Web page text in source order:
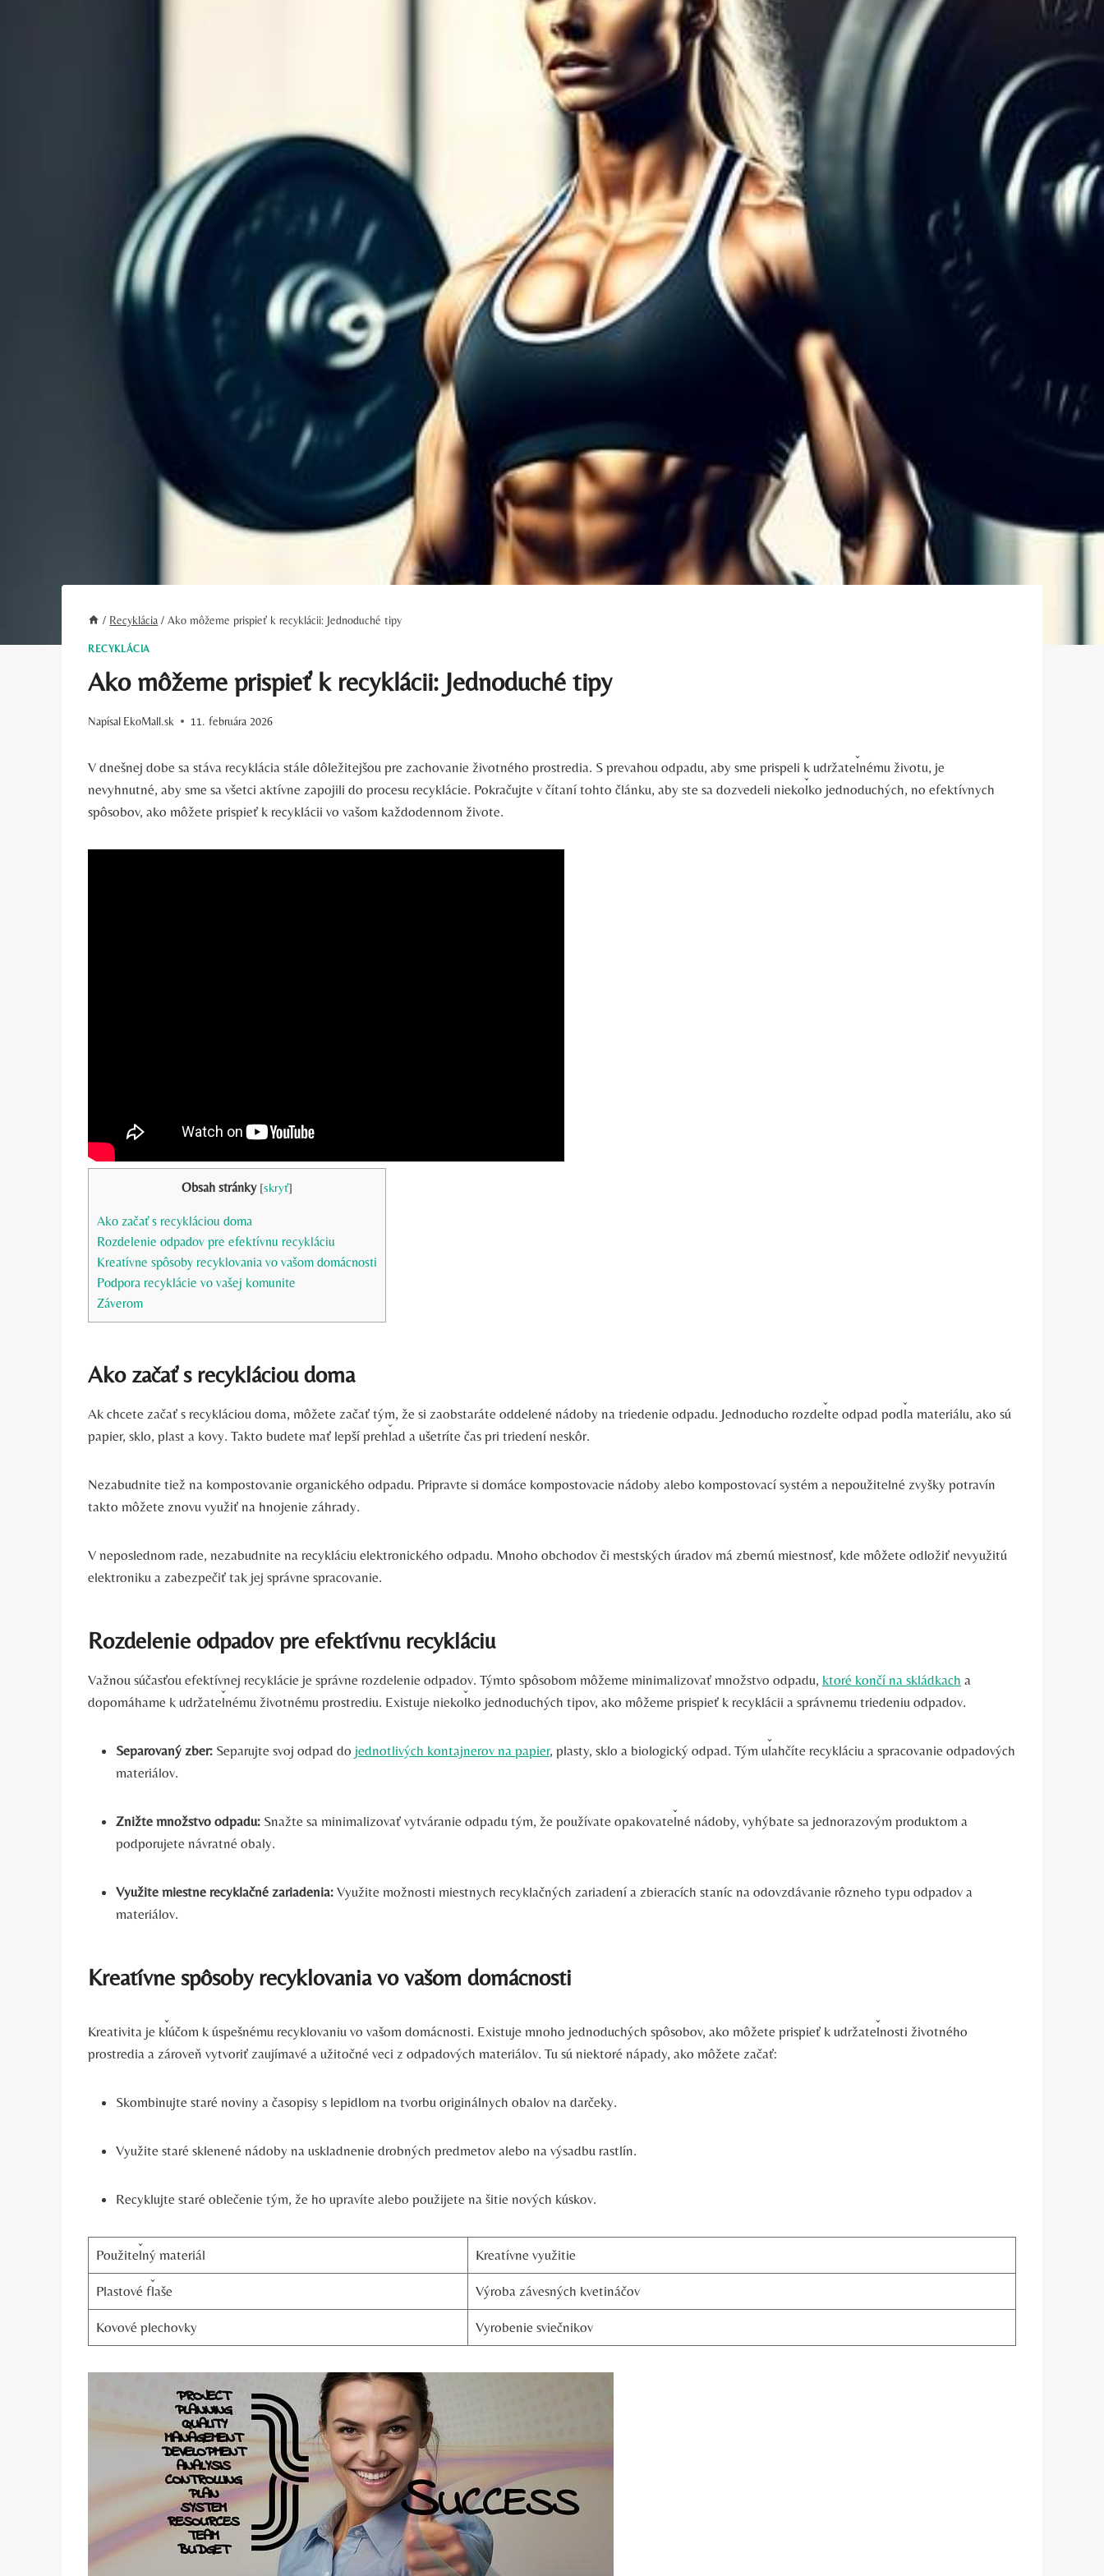
/ Recyklácia / Ako môžeme prispieť k recyklácii: Jednoduché tipy
RECYKLÁCIA
Ako môžeme prispieť k recyklácii: Jednoduché tipy
Napísal EkoMall.sk 11. februára 2026
V dnešnej dobe sa stáva recyklácia stále dôležitejšou pre zachovanie životného prostredia. S prevahou odpadu, aby sme prispeli k udržateľnému životu, je
nevyhnutné, aby sme sa všetci aktívne zapojili do procesu recyklácie. Pokračujte v čítaní tohto článku, aby ste sa dozvedeli niekoľko jednoduchých, no efektívnych
spôsobov, ako môžete prispieť k recyklácii vo vašom každodennom živote.
Obsah stránky [skryť]
Ako začať s recykláciou doma
Rozdelenie odpadov pre efektívnu recykláciu
Kreatívne spôsoby recyklovania vo vašom domácnosti
Podpora recyklácie vo vašej komunite
Záverom
Ako začať s recykláciou doma
Ak chcete začať s recykláciou doma, môžete začať tým, že si zaobstaráte oddelené nádoby na triedenie odpadu. Jednoducho rozdeľte odpad podľa materiálu, ako sú
papier, sklo, plast a kovy. Takto budete mať lepší prehľad a ušetríte čas pri triedení neskôr.
Nezabudnite tiež na kompostovanie organického odpadu. Pripravte si domáce kompostovacie nádoby alebo kompostovací systém a nepoužitelné zvyšky potravín
takto môžete znovu využiť na hnojenie záhrady.
V neposlednom rade, nezabudnite na recykláciu elektronického odpadu. Mnoho obchodov či mestských úradov má zbernú miestnosť, kde môžete odložiť nevyužitú
elektroniku a zabezpečiť tak jej správne spracovanie.
Rozdelenie odpadov pre efektívnu recykláciu
Važnou súčasťou efektívnej recyklácie je správne rozdelenie odpadov. Týmto spôsobom môžeme minimalizovať množstvo odpadu, ktoré končí na skládkach a
dopomáhame k udržateľnému životnému prostrediu. Existuje niekoľko jednoduchých tipov, ako môžeme prispieť k recyklácii a správnemu triedeniu odpadov.
Separovaný zber: Separujte svoj odpad do jednotlivých kontajnerov na papier, plasty, sklo a biologický odpad. Tým uľahčíte recykláciu a spracovanie odpadových
materiálov.
Znižte množstvo odpadu: Snažte sa minimalizovať vytváranie odpadu tým, že používate opakovateľné nádoby, vyhýbate sa jednorazovým produktom a
podporujete návratné obaly.
Využite miestne recyklačné zariadenia: Využite možnosti miestnych recyklačných zariadení a zbieracích staníc na odovzdávanie rôzneho typu odpadov a
materiálov.
Kreatívne spôsoby recyklovania vo vašom domácnosti
Kreativita je kľúčom k úspešnému recyklovaniu vo vašom domácnosti. Existuje mnoho jednoduchých spôsobov, ako môžete prispieť k udržateľnosti životného
prostredia a zároveň vytvoriť zaujímavé a užitočné veci z odpadových materiálov. Tu sú niektoré nápady, ako môžete začať:
Skombinujte staré noviny a časopisy s lepidlom na tvorbu originálnych obalov na darčeky.
Využite staré sklenené nádoby na uskladnenie drobných predmetov alebo na výsadbu rastlín.
Recyklujte staré oblečenie tým, že ho upravíte alebo použijete na šitie nových kúskov.
Použiteľný materiál Kreatívne využitie
Plastové fľaše Výroba závesných kvetináčov
Kovové plechovky Vyrobenie sviečnikov